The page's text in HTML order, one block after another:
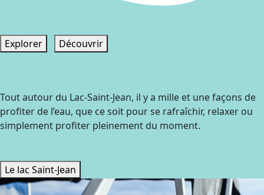
Explorer Découvrir
Tout autour du Lac-Saint-Jean, il y a mille et une façons de
profiter de l’eau, que ce soit pour se rafraîchir, relaxer ou
simplement profiter pleinement du moment.
Le lac Saint-Jean